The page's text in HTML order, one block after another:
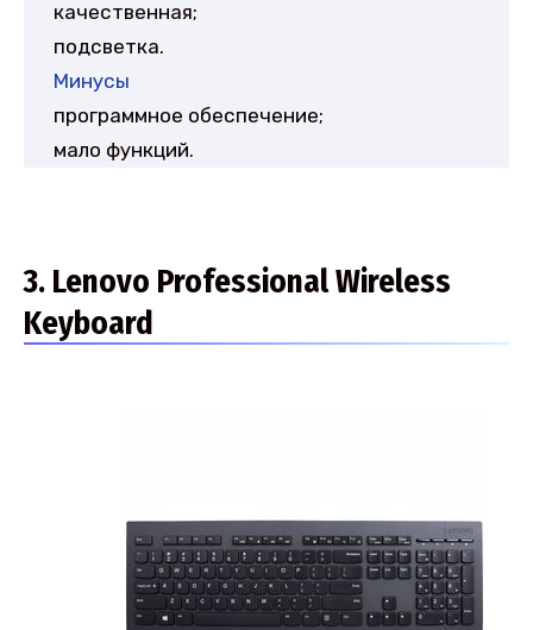
качественная;
подсветка.
Минусы
программное обеспечение;
мало функций.
3. Lenovo Professional Wireless
Keyboard